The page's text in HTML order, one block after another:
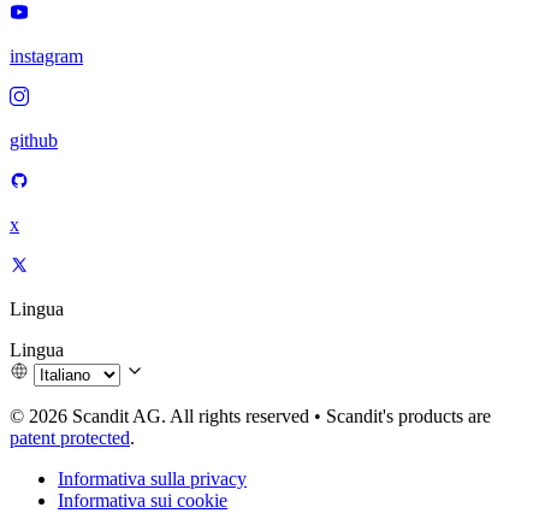
instagram
github
x
Lingua
Lingua
© 2026 Scandit AG. All rights reserved • Scandit's products are
patent protected.
Informativa sulla privacy
Informativa sui cookie